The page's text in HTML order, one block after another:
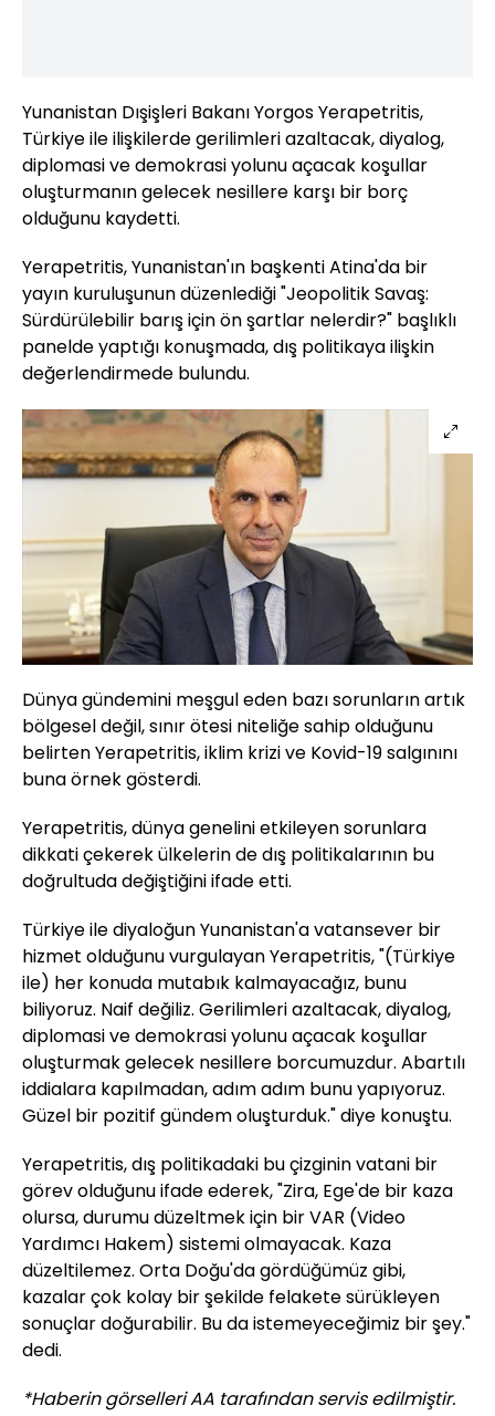
Yunanistan Dışişleri Bakanı Yorgos Yerapetritis,
Türkiye ile ilişkilerde gerilimleri azaltacak, diyalog,
diplomasi ve demokrasi yolunu açacak koşullar
oluşturmanın gelecek nesillere karşı bir borç
olduğunu kaydetti.
Yerapetritis, Yunanistan'ın başkenti Atina'da bir
yayın kuruluşunun düzenlediği "Jeopolitik Savaş:
Sürdürülebilir barış için ön şartlar nelerdir?" başlıklı
panelde yaptığı konuşmada, dış politikaya ilişkin
değerlendirmede bulundu.
Dünya gündemini meşgul eden bazı sorunların artık
bölgesel değil, sınır ötesi niteliğe sahip olduğunu
belirten Yerapetritis, iklim krizi ve Kovid-19 salgınını
buna örnek gösterdi.
Yerapetritis, dünya genelini etkileyen sorunlara
dikkati çekerek ülkelerin de dış politikalarının bu
doğrultuda değiştiğini ifade etti.
Türkiye ile diyaloğun Yunanistan'a vatansever bir
hizmet olduğunu vurgulayan Yerapetritis, "(Türkiye
ile) her konuda mutabık kalmayacağız, bunu
biliyoruz. Naif değiliz. Gerilimleri azaltacak, diyalog,
diplomasi ve demokrasi yolunu açacak koşullar
oluşturmak gelecek nesillere borcumuzdur. Abartılı
iddialara kapılmadan, adım adım bunu yapıyoruz.
Güzel bir pozitif gündem oluşturduk." diye konuştu.
Yerapetritis, dış politikadaki bu çizginin vatani bir
görev olduğunu ifade ederek, "Zira, Ege'de bir kaza
olursa, durumu düzeltmek için bir VAR (Video
Yardımcı Hakem) sistemi olmayacak. Kaza
düzeltilemez. Orta Doğu'da gördüğümüz gibi,
kazalar çok kolay bir şekilde felakete sürükleyen
sonuçlar doğurabilir. Bu da istemeyeceğimiz bir şey."
dedi.
*Haberin görselleri AA tarafından servis edilmiştir.